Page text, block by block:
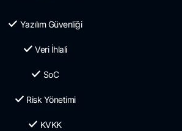
Yazılım Güvenliği
Veri İhlali
SoC
Risk Yönetimi
KVKK